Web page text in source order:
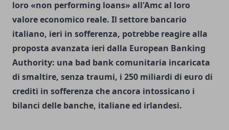
loro «non performing loans» all'Amc al loro
valore economico reale. Il settore bancario
italiano, ieri in sofferenza, potrebbe reagire alla
proposta avanzata ieri dalla European Banking
Authority: una bad bank comunitaria incaricata
di smaltire, senza traumi, i 250 miliardi di euro di
crediti in sofferenza che ancora intossicano i
bilanci delle banche, italiane ed irlandesi.